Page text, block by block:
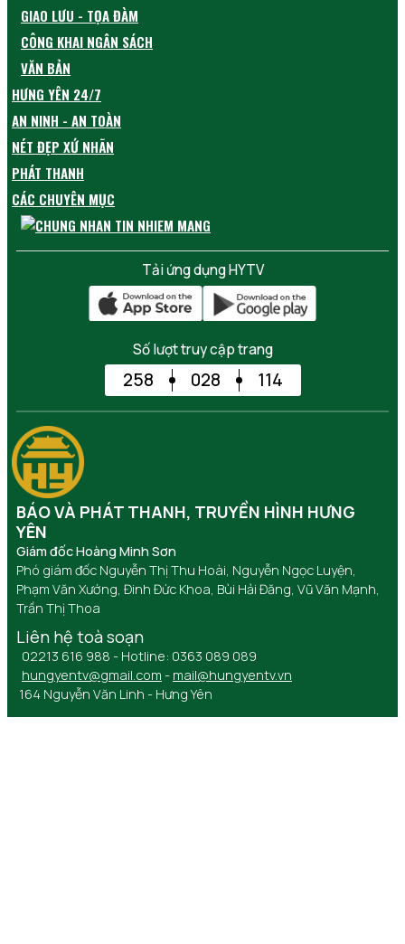
GIAO LƯU - TỌA ĐÀM
CÔNG KHAI NGÂN SÁCH
VĂN BẢN
HƯNG YÊN 24/7
AN NINH - AN TOÀN
NÉT ĐẸP XỨ NHÃN
PHÁT THANH
CÁC CHUYÊN MỤC
Tải ứng dụng HYTV
Số lượt truy cập trang
258 028 114
BÁO VÀ PHÁT THANH, TRUYỀN HÌNH HƯNG
YÊN
Giám đốc Hoàng Minh Sơn
Phó giám đốc Nguyễn Thị Thu Hoài, Nguyễn Ngọc Luyện,
Phạm Văn Xướng, Đinh Đức Khoa, Bùi Hải Đăng, Vũ Văn Mạnh,
Trần Thị Thoa
Liên hệ toà soạn
02213 616 988 - Hotline: 0363 089 089
hungyentv@gmail.com - mail@hungyentv.vn
164 Nguyễn Văn Linh - Hưng Yên